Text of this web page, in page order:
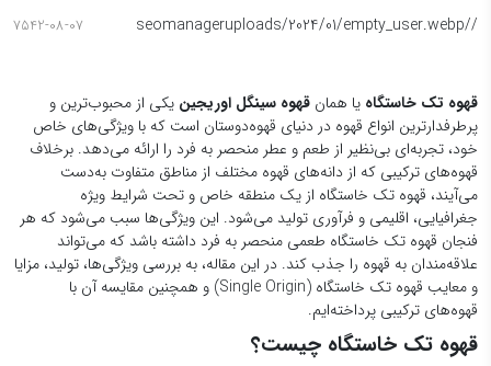
/
/uploads/2024/01/empty_user.webp
seomanager
7542-08-07
قهوه تک خاستگاه یا همان قهوه سینگل اوریجین یکی از محبوب‌ترین و
پرطرفدارترین انواع قهوه در دنیای قهوه‌دوستان است که با ویژگی‌های خاص
خود، تجربه‌ای بی‌نظیر از طعم و عطر منحصر به فرد را ارائه می‌دهد. برخلاف
قهوه‌های ترکیبی که از دانه‌های قهوه مختلف از مناطق متفاوت به‌دست
می‌آیند، قهوه تک خاستگاه از یک منطقه خاص و تحت شرایط ویژه
جغرافیایی، اقلیمی و فرآوری تولید می‌شود. این ویژگی‌ها سبب می‌شود که هر
فنجان قهوه تک خاستگاه طعمی منحصر به فرد داشته باشد که می‌تواند
علاقه‌مندان به قهوه را جذب کند. در این مقاله، به بررسی ویژگی‌ها، تولید، مزایا
و معایب قهوه تک خاستگاه (Single Origin) و همچنین مقایسه آن با
قهوه‌های ترکیبی پرداخته‌ایم.
قهوه تک خاستگاه چیست؟